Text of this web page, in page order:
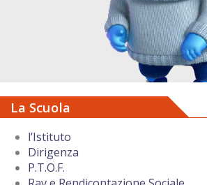
La Scuola
l’Istituto
Dirigenza
P.T.O.F.